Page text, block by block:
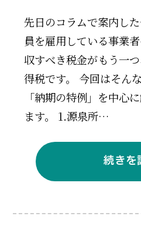
先日のコラムで案内し
員を雇用している事業
収すべき税金がもう一
得税です。 今回はそん
「納期の特例」を中心
ます。 1.源泉所…
続きを